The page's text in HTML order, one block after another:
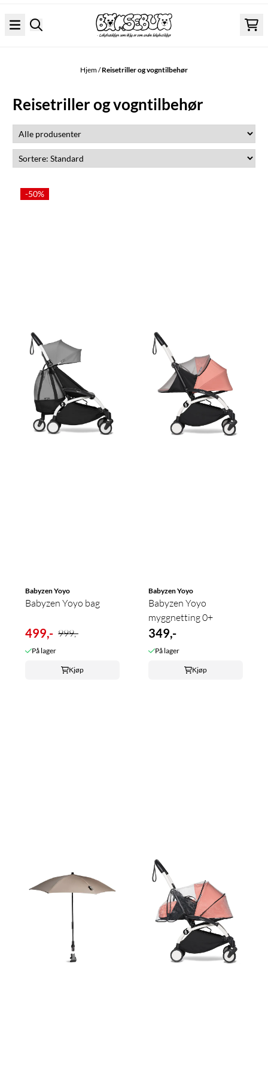
Hjem/Reisetriller og vogntilbehør
Reisetriller og vogntilbehør
-50%
Babyzen Yoyo
Babyzen Yoyo bag
499,- 999,-
På lager
Kjøp
Babyzen Yoyo
Babyzen Yoyo
myggnetting 0+
349,-
På lager
Kjøp